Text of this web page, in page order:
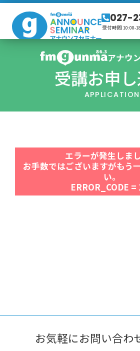
027-
受付時間 10:00-
アナウ
受講お申
APPLICATION
エラーが発生しまし
お手数ではございますがもう
い。
ERROR_CODE =
お気軽にお問い合わ